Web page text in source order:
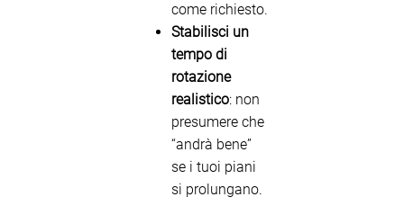
come richiesto.
Stabilisci un
tempo di
rotazione
realistico: non
presumere che
“andrà bene”
se i tuoi piani
si prolungano.